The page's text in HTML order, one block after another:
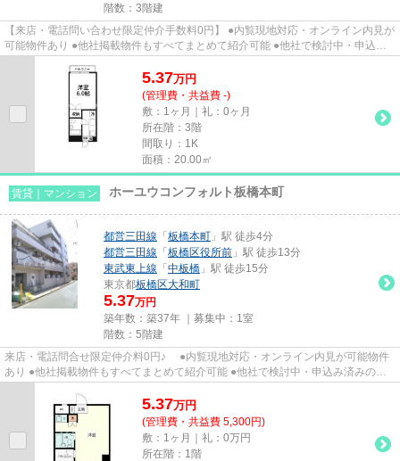
階数：3階建
【来店・電話問い合わせ限定仲介手数料0円】 ●内覧現地対応・オンライン内見が
可能物件あり ●他社掲載物件もすべてまとめて紹介可能 ●他社で検討中・申込み
5.37万円
(管理費・共益費 -)
敷：1ヶ月｜礼：0ヶ月
所在階：3階
間取り：1K
面積：20.00㎡
賃貸｜マンション ホーユウコンフォルト板橋本町
都営三田線 「 板橋本町 」駅 徒歩4分
都営三田線 「 板橋区役所前 」駅 徒歩13分
東武東上線 「 中板橋 」駅 徒歩15分
東京都板橋区大和町
5.37万円
築年数：築37年 ｜募集中： 1室
階数：5階建
来店・電話問合せ限定仲介料0円♪ ●内覧現地対応・オンライン内見が可能物件
あり ●他社掲載物件もすべてまとめて紹介可能 ●他社で検討中・申込み済みのお
5.37万円
(管理費・共益費 5,300円)
敷：1ヶ月｜礼：0万円
所在階：1階